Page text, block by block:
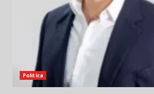
Politica